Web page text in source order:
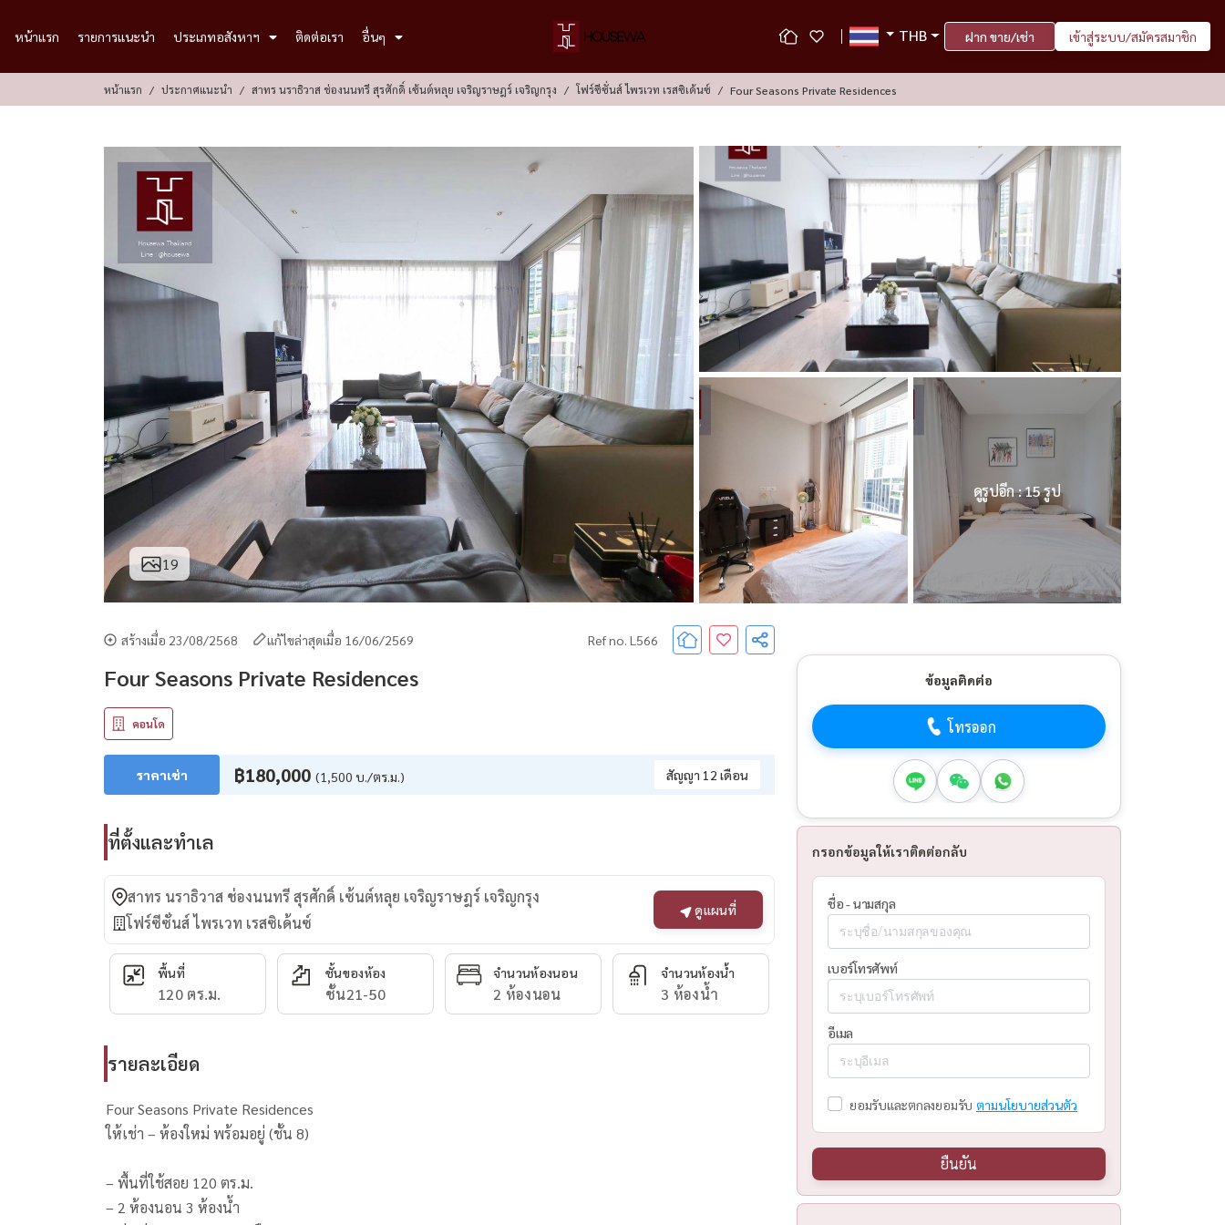
หน้าแรก รายการแนะนำ ประเภทอสังหาฯ ติดต่อเรา อื่นๆ THB ฝาก ขาย/เช่า เข้าสู่ระบบ/สมัครสมาชิก
หน้าแรก ประกาศแนะนำ สาทร นราธิวาส ช่องนนทรี สุรศักดิ์ เซ้นต์หลุย เจริญราษฎร์ เจริญกรุง โฟร์ซีซั่นส์ ไพรเวท เรสซิเด้นซ์ Four Seasons Private Residences
19
ดูรูปอีก : 15 รูป
สร้างเมื่อ 23/08/2568 แก้ไขล่าสุดเมื่อ 16/06/2569 Ref no. L566
Four Seasons Private Residences
คอนโด
ราคาเช่า ฿180,000 (1,500 บ./ตร.ม.) สัญญา 12 เดือน
ที่ตั้งและทำเล
สาทร นราธิวาส ช่องนนทรี สุรศักดิ์ เซ้นต์หลุย เจริญราษฎร์ เจริญกรุง
โฟร์ซีซั่นส์ ไพรเวท เรสซิเด้นซ์
ดูแผนที่
พื้นที่
120 ตร.ม.
ชั้นของห้อง
ชั้น21-50
จำนวนห้องนอน
2 ห้องนอน
จำนวนห้องน้ำ
3 ห้องน้ำ
รายละเอียด
Four Seasons Private Residences
ให้เช่า – ห้องใหม่ พร้อมอยู่ (ชั้น 8)
– พื้นที่ใช้สอย 120 ตร.ม.
– 2 ห้องนอน 3 ห้องน้ำ
ข้อมูลติดต่อ
โทรออก
กรอกข้อมูลให้เราติดต่อกลับ
ชื่อ - นามสกุล
เบอร์โทรศัพท์
อีเมล
ยอมรับและตกลงยอมรับ ตามนโยบายส่วนตัว
ยืนยัน